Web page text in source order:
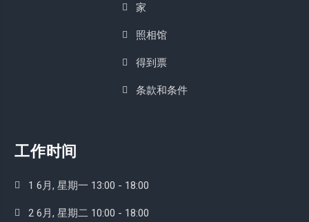
家
照相馆
得到票
条款和条件
工作时间
1 6月, 星期一 13:00 - 18:00
2 6月, 星期二 10:00 - 18:00